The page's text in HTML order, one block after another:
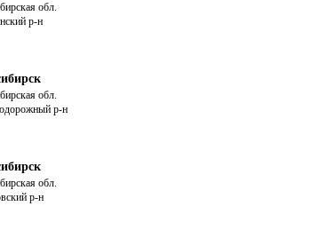
обл.
р-н
обл.
р-н
обл.
р-н